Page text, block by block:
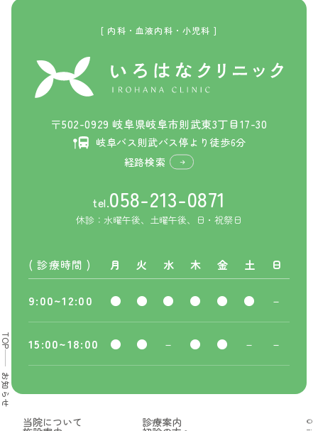
TOP
お知らせ
[ 内科・血液内科・小児科 ]
〒502-0929 岐阜県岐阜市則武東3丁目17-30
岐阜バス則武バス停より徒歩6分
経路検索
tel.058-213-0871
休診：水曜午後、土曜午後、日・祝祭日
( 診療時間 ) 月 火 水 木 金 土 日
9:00~12:00 ● ● ● ● ● ● －
15:00~18:00 ● ● － ● ● － －
当院について 診療案内